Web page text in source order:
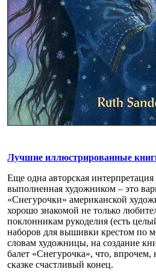
Лучшие иллюстрированные
Еще одна авторская
выполненная художником – это
«Снегурочки» американской
хорошо знакомой не только
поклонникам рукоделия (есть
наборов для вышивки крестом по
словам художницы, на создание
балет «Снегурочка», что,
сказке счастливый конец.